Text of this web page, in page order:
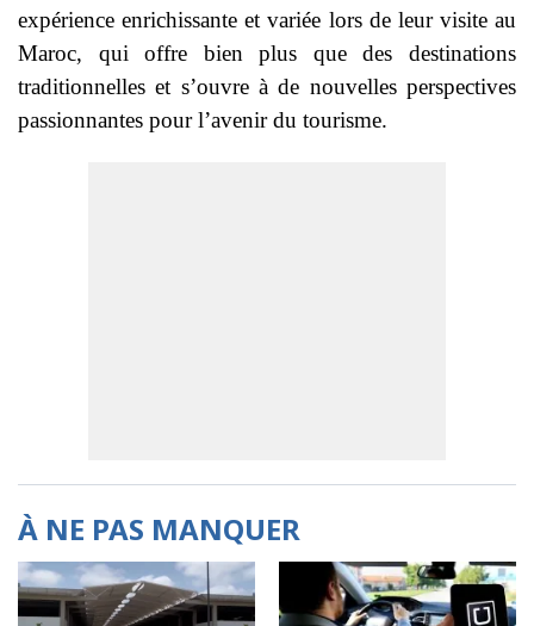
expérience enrichissante et variée lors de leur visite au
Maroc, qui offre bien plus que des destinations
traditionnelles et s’ouvre à de nouvelles perspectives
passionnantes pour l’avenir du tourisme.
À NE PAS MANQUER